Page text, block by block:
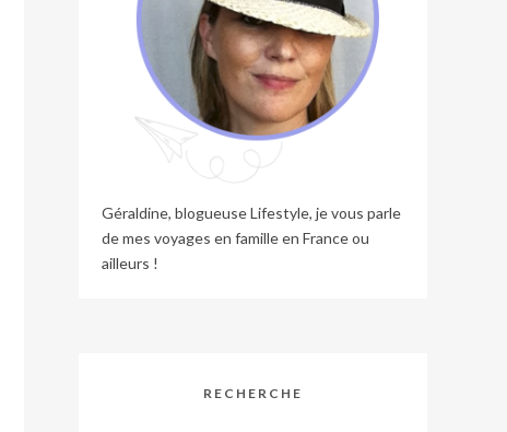
Géraldine, blogueuse Lifestyle, je vous parle
de mes voyages en famille en France ou
ailleurs !
RECHERCHE